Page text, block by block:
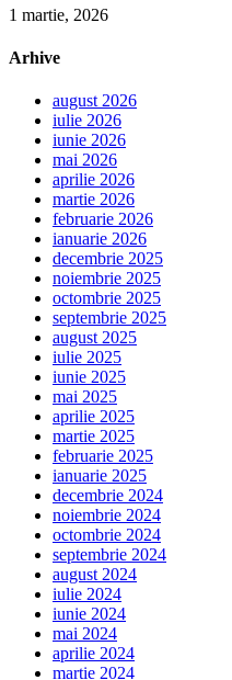
1 martie, 2026
Arhive
august 2026
iulie 2026
iunie 2026
mai 2026
aprilie 2026
martie 2026
februarie 2026
ianuarie 2026
decembrie 2025
noiembrie 2025
octombrie 2025
septembrie 2025
august 2025
iulie 2025
iunie 2025
mai 2025
aprilie 2025
martie 2025
februarie 2025
ianuarie 2025
decembrie 2024
noiembrie 2024
octombrie 2024
septembrie 2024
august 2024
iulie 2024
iunie 2024
mai 2024
aprilie 2024
martie 2024